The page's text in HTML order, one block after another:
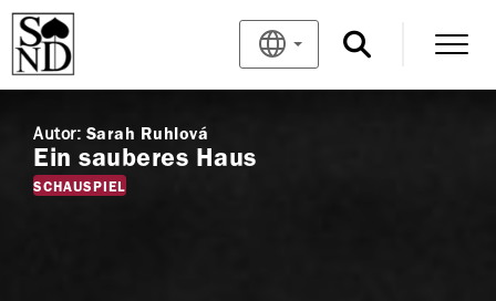
Autor: Sarah Ruhlová
Ein sauberes Haus
SCHAUSPIEL